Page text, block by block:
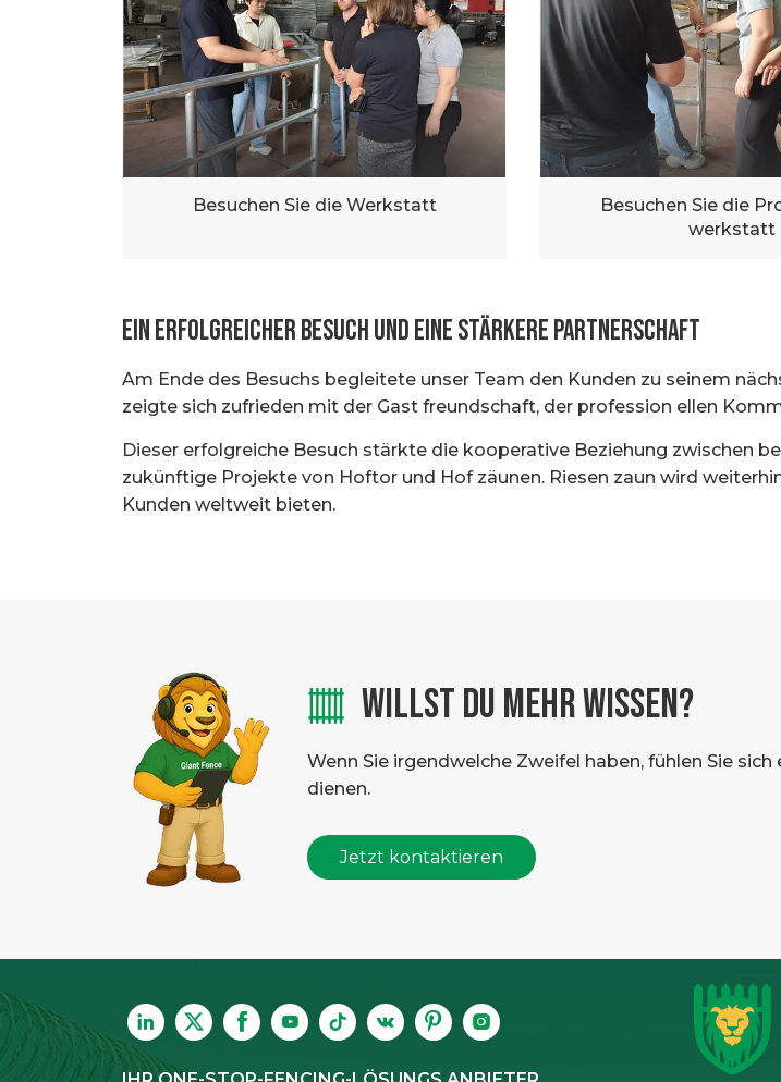
Besuchen Sie die Werkstatt
Besuchen Sie die
werkstatt
Ein erfolgreicher Besuch und eine stärkere Partnerschaft
Am Ende des Besuchs begleitete unser Team den Kunden zu seinem
zeigte sich zufrieden mit der Gast freundschaft, der profession ellen
Dieser erfolgreiche Besuch stärkte die kooperative Beziehung zwischen
zukünftige Projekte von Hoftor und Hof zäunen. Riesen zaun wird
Kunden weltweit bieten.
WILLST DU MEHR WISSEN?
Wenn Sie irgendwelche Zweifel haben, fühlen Sie
dienen.
Jetzt kontaktieren